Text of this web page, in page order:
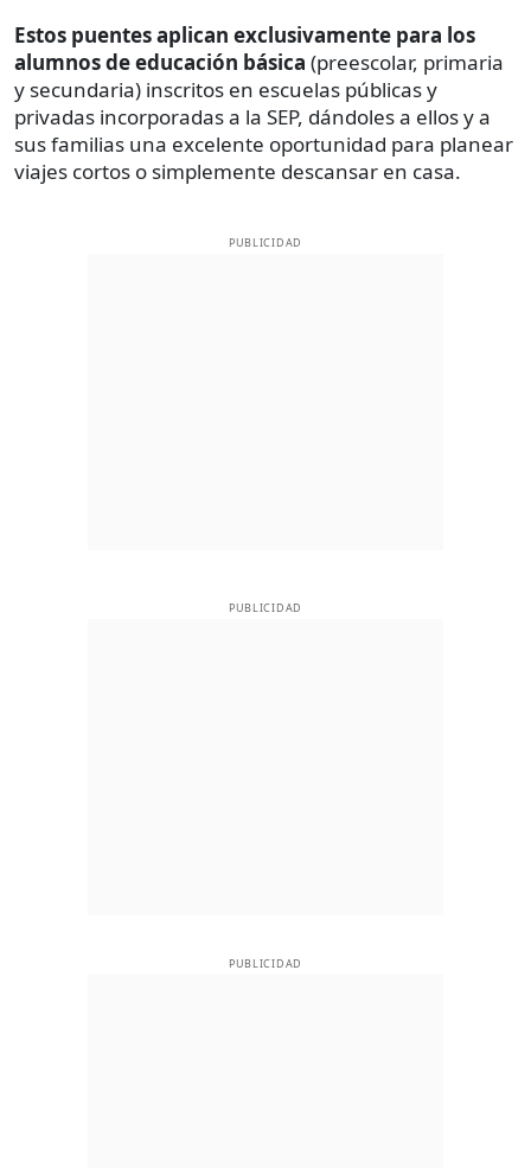
Estos puentes aplican exclusivamente para los
alumnos de educación básica (preescolar, primaria
y secundaria) inscritos en escuelas públicas y
privadas incorporadas a la SEP, dándoles a ellos y a
sus familias una excelente oportunidad para planear
viajes cortos o simplemente descansar en casa.
PUBLICIDAD
PUBLICIDAD
PUBLICIDAD